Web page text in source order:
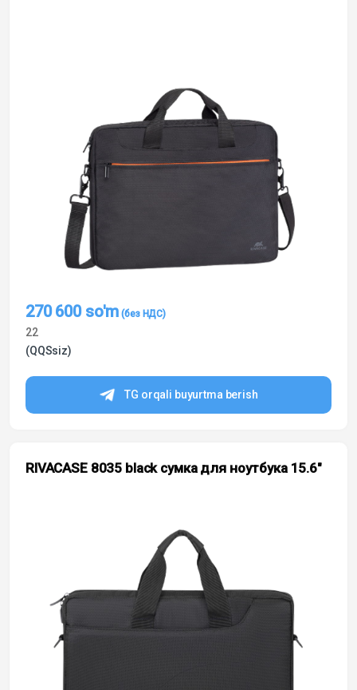
270 600 so'm
22
(QQSsiz)
TG orqali buyurtma berish
RIVACASE 8035 black сумка для ноутбука 15.6″